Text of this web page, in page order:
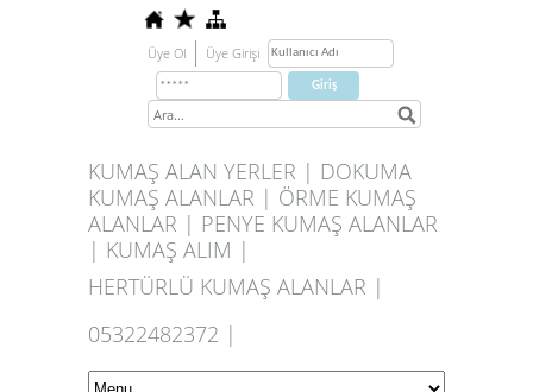
Üye Ol Üye Girişi
KUMAŞ ALAN YERLER | DOKUMA
KUMAŞ ALANLAR | ÖRME KUMAŞ
ALANLAR | PENYE KUMAŞ ALANLAR
| KUMAŞ ALIM |
HERTÜRLÜ KUMAŞ ALANLAR |
05322482372 |